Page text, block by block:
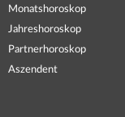
Monatshoroskop
Jahreshoroskop
Partnerhoroskop
Aszendent